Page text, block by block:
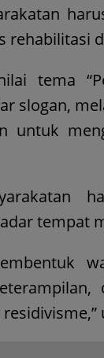
rehabilitasi
tema
slogan,
untuk
tempat